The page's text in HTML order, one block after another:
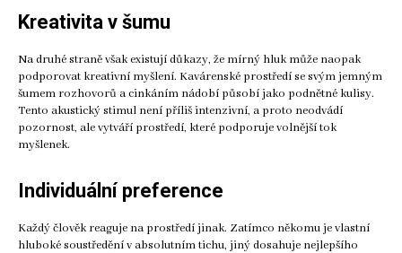
Kreativita v šumu
Na druhé straně však existují důkazy, že mírný hluk může naopak
podporovat kreativní myšlení. Kavárenské prostředí se svým jemným
šumem rozhovorů a cinkáním nádobí působí jako podnětné kulisy.
Tento akustický stimul není příliš intenzivní, a proto neodvádí
pozornost, ale vytváří prostředí, které podporuje volnější tok
myšlenek.
Individuální preference
Každý člověk reaguje na prostředí jinak. Zatímco někomu je vlastní
hluboké soustředění v absolutním tichu, jiný dosahuje nejlepšího